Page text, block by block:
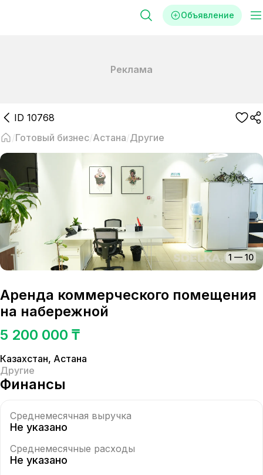
Объявление
Реклама
ID 10768
Готовый бизнес Астана Другие
1 — 10
Аренда коммерческого помещения
на набережной
5 200 000 ₸
Казахстан, Астана
Другие
Финансы
Среднемесячная выручка
Не указано
Среднемесячные расходы
Не указано